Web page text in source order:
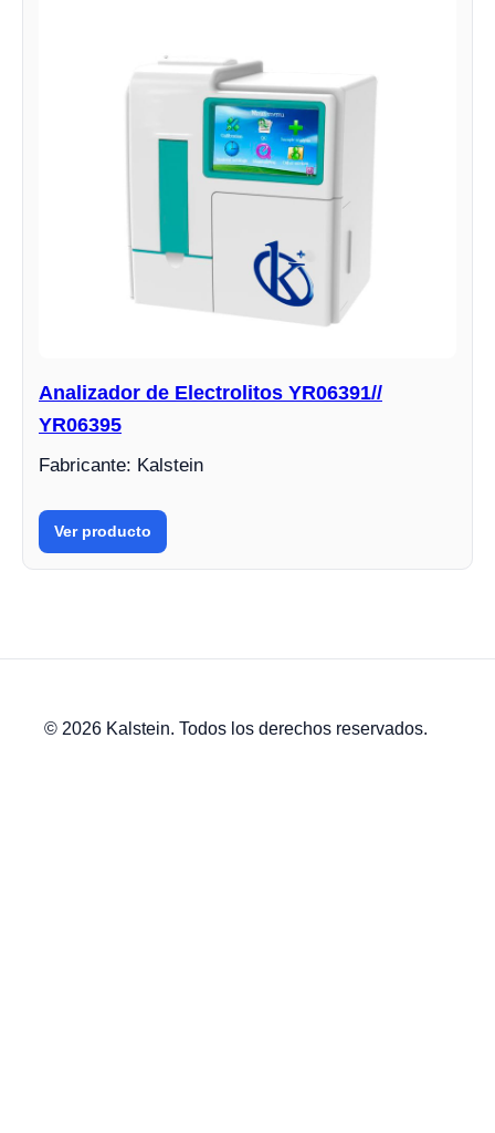
Analizador de Electrolitos YR06391//
YR06395
Fabricante: Kalstein
Ver producto
© 2026 Kalstein. Todos los derechos reservados.